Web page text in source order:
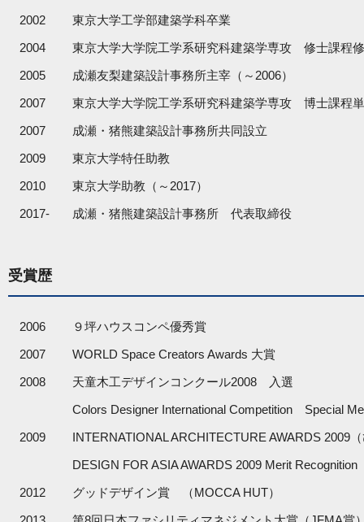
2002
東京大学工学部建築学科卒業
2004
東京大学大学院工学系研究科建築学専攻 修士課程
2005
成瀬友梨建築設計事務所主宰（～2006）
2007
東京大学大学院工学系研究科建築学専攻 博士課程
2007
成瀬・猪熊建築設計事務所共同設立
2009
東京大学特任助教
2010
東京大学助教（～2017）
2017-
成瀬・猪熊建築設計事務所 代表取締役
受賞歴
2006
９坪ハウスコンペ優秀賞
2007
WORLD Space Creators Awards 大賞
2008
天童木工デザインコンクール2008 入選
Colors Designer International Competition Special
2009
INTERNATIONAL ARCHITECTURE AWARDS 2009
DESIGN FOR ASIA AWARDS 2009 Merit Recognition
2012
グッドデザイン賞 （MOCCA HUT）